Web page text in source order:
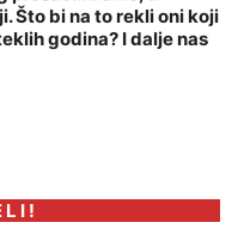
Što bi na to rekli oni koji
godina? I dalje nas
L I !